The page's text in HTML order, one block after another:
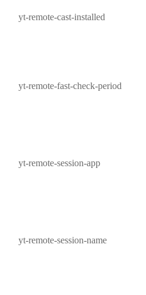
yt-remote-cast-installed
yt-remote-fast-check-period
yt-remote-session-app
yt-remote-session-name